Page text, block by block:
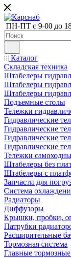
ПН-ПТ с 9-00 до
Каталог
Складская техника
Штабелеры
Штабелеры
Штабелеры
Подъемные столы
Тележки
Гидравлические
Гидравлические
Гидравлические
Гидравлические
Тележки
Штабелеры без
Штабелеры с
Запчасти для
Система
Радиаторы
Диффузоры
Крышки, пробки,
Патрубки
Расширительные
Тормозная система
Главные